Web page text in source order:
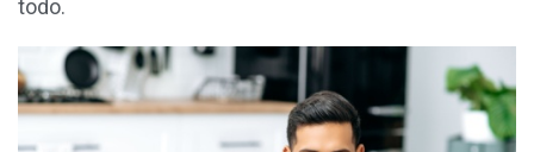
Me jubilé del trabajo
Reforma AFP
todo.